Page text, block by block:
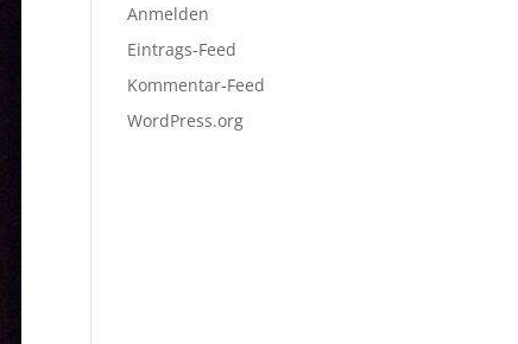
Anmelden
Eintrags-Feed
Kommentar-Feed
WordPress.org